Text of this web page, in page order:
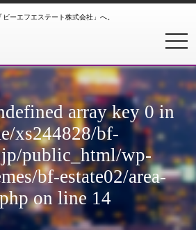
ーエフエステート株式会社」へ。
array key 0 in
xs244828/bf-
public_html/wp-
bf-estate02/area-
on line 14